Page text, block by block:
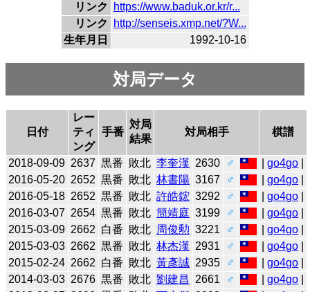
リンク
https://www.baduk.or.kr/r...
リンク
http://senseis.xmp.net/?W...
生年月日
1992-10-16
対局データ
日付
レー
ティ
ング
手番
対局
結果
対局相手 棋譜
2018-09-09 2637 黒番 敗北 李奎漢 2630 ♂ |go4go
2016-05-20 2652 黒番 敗北 林書陽 3167 ♂ |go4go
2016-05-18 2652 黒番 敗北 許皓鋐 3292 ♂ |go4go
2016-03-07 2654 黒番 敗北 簡靖庭 3199 ♂ |go4go
2015-03-09 2662 白番 敗北 周俊勲 3221 ♂ |go4go
2015-03-03 2662 黒番 敗北 林杰漢 2931 ♂ |go4go
2015-02-24 2662 白番 敗北 黃彥誠 2935 ♂ |go4go
2014-03-03 2676 黒番 敗北 劉建昌 2661 ♂ |go4go